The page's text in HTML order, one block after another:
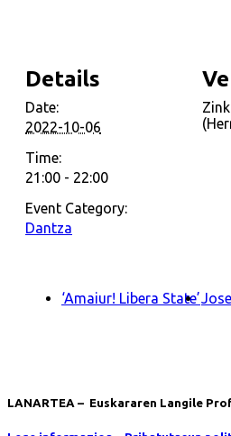
Details
Date:
2022-10-06
Time:
21:00 - 22:00
Event Category:
Dantza
‘Amaiur! Libera State’
LANARTEA – Euskararen Langile